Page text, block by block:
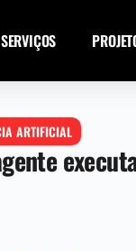
SERVIÇOS
ARTIFICIAL